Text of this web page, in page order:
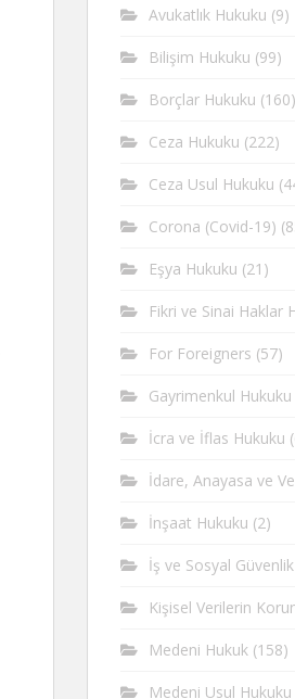
Avukatlık Hukuku (9)
Bilişim Hukuku (99)
Borçlar Hukuku (160)
Ceza Hukuku (222)
Ceza Usul Hukuku
Corona (Covid-19)
Eşya Hukuku (21)
Fikri ve Sinai Haklar
For Foreigners (57)
Gayrimenkul Hukuku
İcra ve İflas Hukuku
İdare, Anayasa ve
İnşaat Hukuku (2)
İş ve Sosyal
Kişisel Verilerin
Medeni Hukuk (158)
Medeni Usul Hukuku